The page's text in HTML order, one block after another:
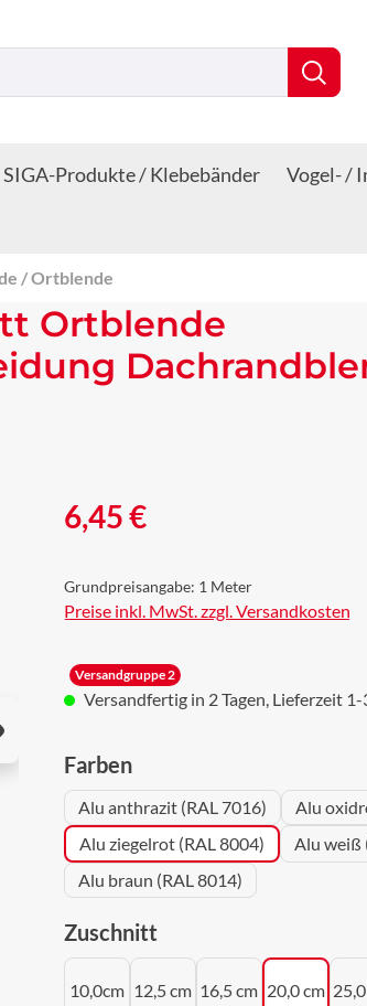
SIGA-Produkte / Klebebänder
Vogel- /
/ Ortblende
Ortblende
Regulärer Preis:
6,45 €
Grundpreisangabe: 1 Meter
Preise inkl. MwSt. zzgl. Versandkosten
Versandgruppe 2
Versandfertig in 2 Tagen, Lieferzeit 1-
Farbenauswählen
Alu anthrazit (RAL 7016)
Alu
Alu ziegelrot (RAL 8004)
Alu weiß
Alu braun (RAL 8014)
Zuschnittauswählen
10,0cm 12,5 cm 16,5 cm 20,0 cm